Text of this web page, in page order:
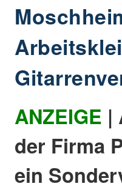
ANZEIGE |
der Firma
ein